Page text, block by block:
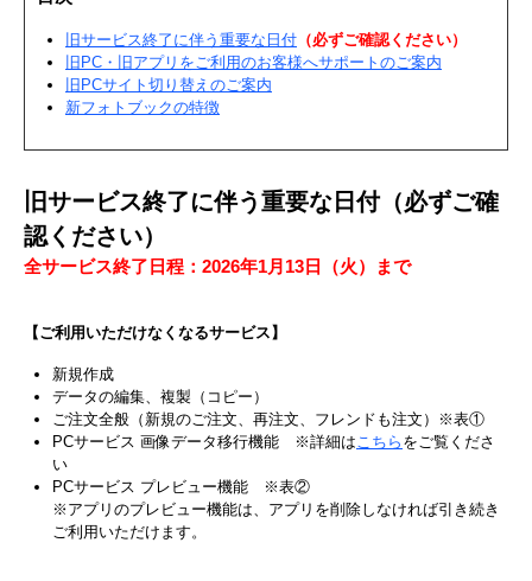
旧サービス終了に​伴う​重要な​日付​​ （必ず​ご確認ください）
旧PC・旧アプリを​ご利用の​お客様へ​サポートの​ご案内
旧PCサイト切り​替えの​ご案内
新フォトブックの​特徴​
旧サービス終了に伴う重要な日付（必ずご確
認ください）
全サービス終了日程：2026年1月13日（火）まで
【ご利用いただけなくなるサービス】
新規作成
データの編集、複製（コピー）
ご注文全般（新規のご注文、再注文、フレンドも注文）※表①
PCサービス 画像データ移行機能 ※詳細はこちら をご覧くださ
い
PCサービス プレビュー機能 ※表②
※アプリのプレビュー機能は、アプリを削除しなければ引き続き
ご利用いただけます。